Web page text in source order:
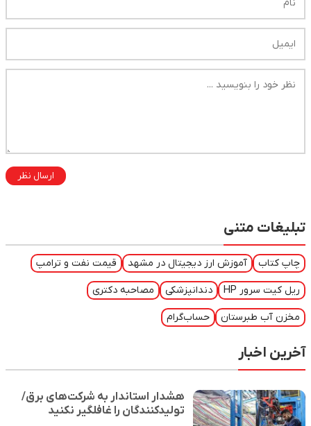
ارسال نظر
تبلیغات متنی
چاپ کتاب آموزش ارز دیجیتال در مشهد قیمت نفت و ترامپ
ریل کیت سرور HP دندانپزشکی مصاحبه دکتری
مخزن آب طبرستان حساب‌گرام
آخرین اخبار
هشدار استاندار به شرکت‌های برق/
تولیدکنندگان را غافلگیر نکنید